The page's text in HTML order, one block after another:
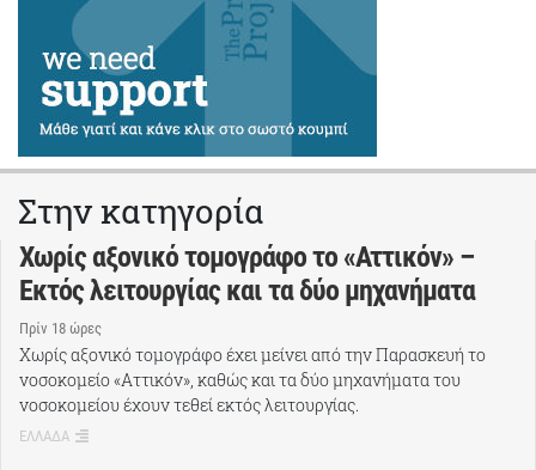
Στην κατηγορία
Χωρίς αξονικό τομογράφο το «Αττικόν» –
Εκτός λειτουργίας και τα δύο μηχανήματα
Πρίν 18 ώρες
Χωρίς αξονικό τομογράφο έχει μείνει από την Παρασκευή το
νοσοκομείο «Αττικόν», καθώς και τα δύο μηχανήματα του
νοσοκομείου έχουν τεθεί εκτός λειτουργίας.
ΕΛΛΑΔΑ